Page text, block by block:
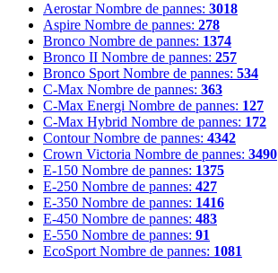
Aerostar Nombre de pannes: 3018
Aspire Nombre de pannes: 278
Bronco Nombre de pannes: 1374
Bronco II Nombre de pannes: 257
Bronco Sport Nombre de pannes: 534
C-Max Nombre de pannes: 363
C-Max Energi Nombre de pannes: 127
C-Max Hybrid Nombre de pannes: 172
Contour Nombre de pannes: 4342
Crown Victoria Nombre de pannes: 3490
E-150 Nombre de pannes: 1375
E-250 Nombre de pannes: 427
E-350 Nombre de pannes: 1416
E-450 Nombre de pannes: 483
E-550 Nombre de pannes: 91
EcoSport Nombre de pannes: 1081